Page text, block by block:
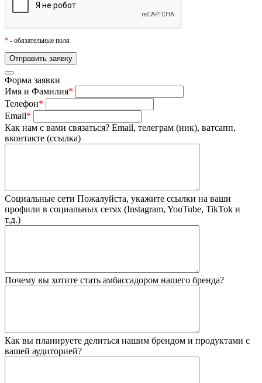
* - обязательные поля
Форма заявки
Имя и Фамилия*
Телефон*
Email*
Как нам с вами связаться? Email, телеграм (ник), ватсапп,
вконтакте (ссылка)
Социальные сети Пожалуйста, укажите ссылки на ваши
профили в социальных сетях (Instagram, YouTube, TikTok и
т.д.)
Почему вы хотите стать амбассадором нашего бренда?
Как вы планируете делиться нашим брендом и продуктами с
вашей аудиторией?